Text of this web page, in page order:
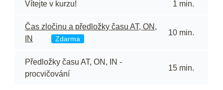
Vítejte v kurzu! 1 min.
Čas zločinu a předložky času AT, ON,
IN
Zdarma
10 min.
Předložky času AT, ON, IN -
procvičování
15 min.